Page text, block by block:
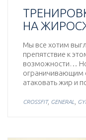
НА
Мы все хотим
препятствие к
возможности…
ограничивающим
атаковать жир и
CROSSFIT, GENERAL ,